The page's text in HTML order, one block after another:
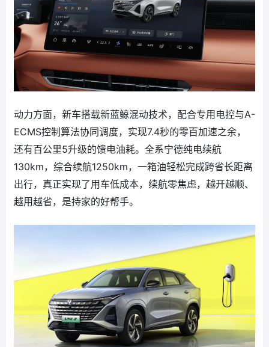
动力方面，新车搭载新蓝鲸混动技术，配合专用电控与A-
ECMS控制算法协同调度，实现7.4秒的零百加速之余，
还有百公里5升级的馈电油耗。全系宁德纯电续航
130km，综合续航1250km，一箱油轻松完成跨省长距离
出行，真正实现了用车低成本，续航零焦虑，越开越顺、
越用越省，是持家的好帮手。